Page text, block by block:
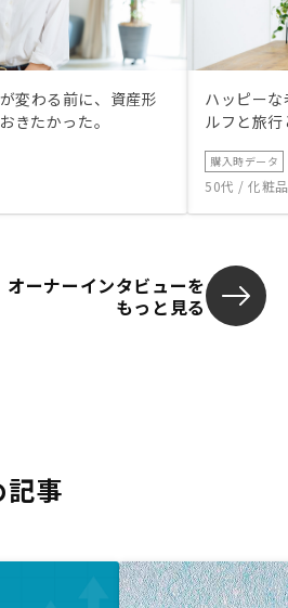
変わる前に、資産形
きたかった。
ハッピー
ルフと旅
購入時データ
50代 / 化粧
オーナーインタビューを
もっと見る
記事